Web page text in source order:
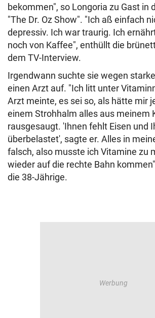
bekommen", so Longoria zu Gast in
"The Dr. Oz Show". "Ich aß einfach
depressiv. Ich war traurig. Ich
noch von Kaffee", enthüllt die
dem TV-Interview.
Irgendwann suchte sie wegen
einen Arzt auf. "Ich litt unter
Arzt meinte, es sei so, als hätte mir
einem Strohhalm alles aus meinem
rausgesaugt. 'Ihnen fehlt Eisen und
überbelastet', sagte er. Alles in
falsch, also musste ich Vitamine zu
wieder auf die rechte Bahn
die 38-Jährige.